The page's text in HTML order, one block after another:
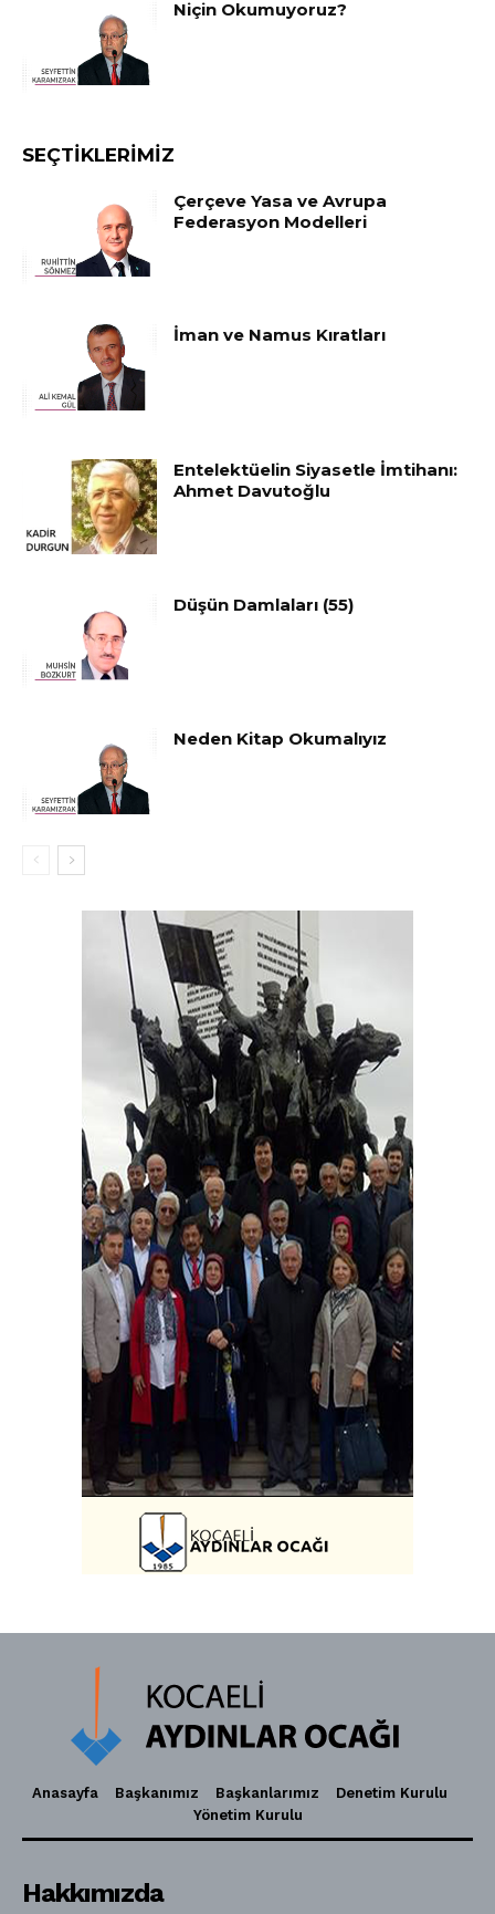
Niçin Okumuyoruz?
SEÇTIKLERIMIZ
Çerçeve Yasa ve Avrupa
Federasyon Modelleri
İman ve Namus Kıratları
Entelektüelin Siyasetle İmtihanı:
Ahmet Davutoğlu
Düşün Damlaları (55)
Neden Kitap Okumalıyız
Anasayfa Başkanımız Başkanlarımız
Denetim Kurulu
Yönetim Kurulu
Hakkımızda